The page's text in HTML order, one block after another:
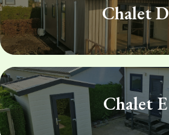
Chalet D
Chalet E